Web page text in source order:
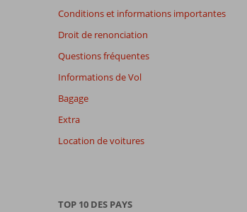
affichés
afin
garantir
la
En
nos
Conditions et informations importantes
Droit de renonciation
Questions fréquentes
Informations de Vol
Bagage
Extra
Location de voitures
TOP 10 DES PAYS